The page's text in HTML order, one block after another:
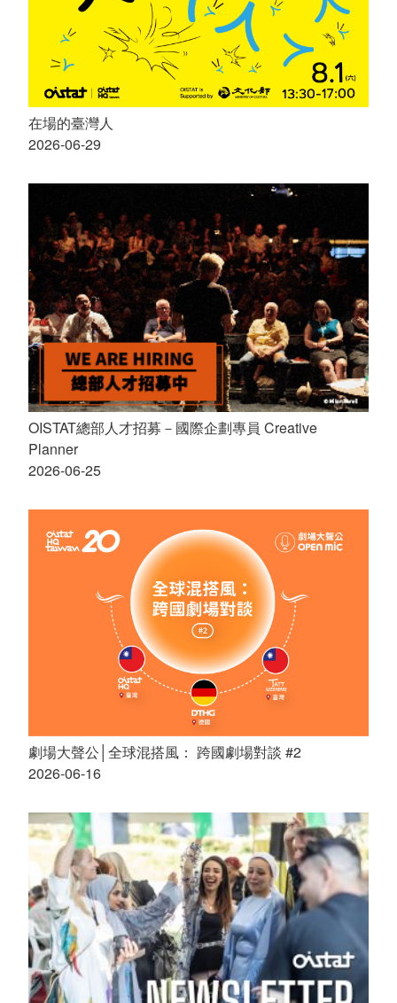
在場的臺灣人
2026-06-29
OISTAT總部人才招募－國際企劃專員 Creative
Planner
2026-06-25
劇場大聲公│全球混搭風： 跨國劇場對談 #2
2026-06-16